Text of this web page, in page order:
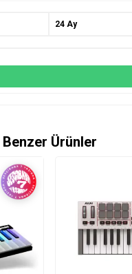
24 Ay
Benzer Ürünler